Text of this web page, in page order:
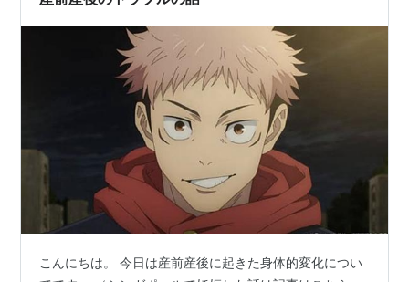
こんにちは。 今日は産前産後に起きた身体的変化につい